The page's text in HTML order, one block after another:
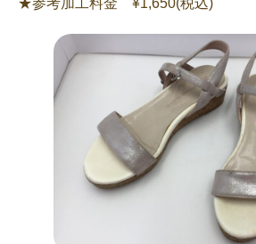
★参考加工料金 ¥1,650(税込)